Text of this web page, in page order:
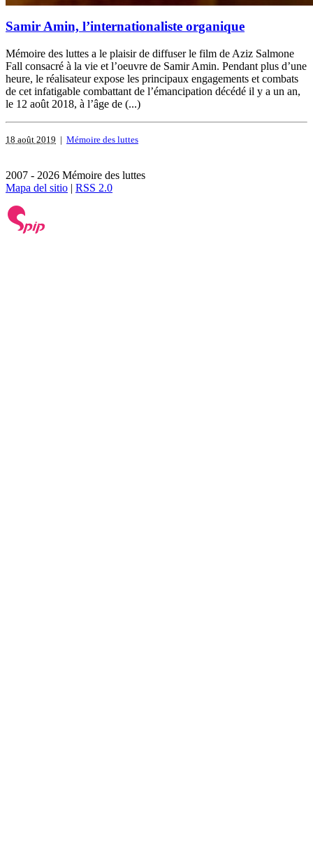
Samir Amin, l’internationaliste organique
Mémoire des luttes a le plaisir de diffuser le film de Aziz Salmone
Fall consacré à la vie et l’oeuvre de Samir Amin. Pendant plus d’une
heure, le réalisateur expose les principaux engagements et combats
de cet infatigable combattant de l’émancipation décédé il y a un an,
le 12 août 2018, à l’âge de (...)
18 août 2019 | Mémoire des luttes
2007 - 2026 Mémoire des luttes
Mapa del sitio | RSS 2.0